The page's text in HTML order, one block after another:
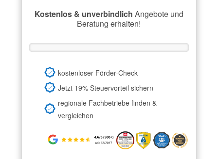
Kostenlos & unverbindlich Angebote und
Beratung erhalten!
kostenloser Förder-Check
Jetzt 19% Steuervorteil sichern
regionale Fachbetriebe finden &
vergleichen